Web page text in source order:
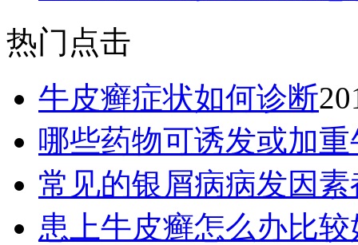
热门点击
牛皮癣症状如何诊断
哪些药物可诱发或加
常见的银屑病病发因
患上牛皮癣怎么办比较